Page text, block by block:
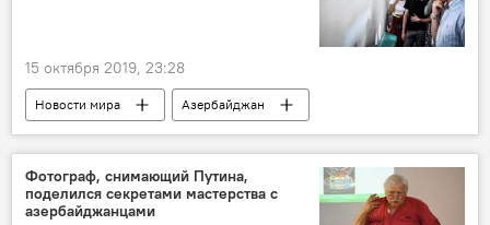
15 октября 2019, 23:28
Новости мира
Азербайджан
ЖИЗНЬ
Россия
вузы
рейтинг
Европа Центральная Азия
Фотограф, снимающий Путина,
поделился секретами мастерства с
азербайджанцами